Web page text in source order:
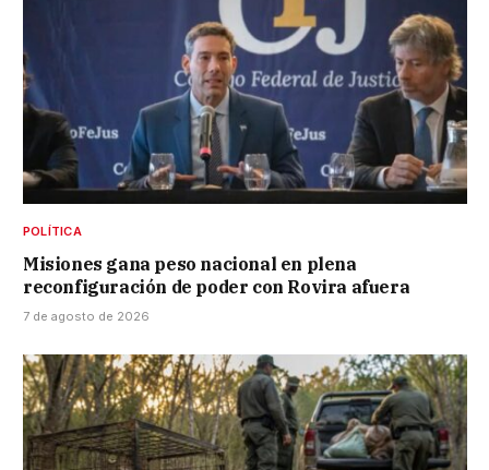
POLÍTICA
Misiones gana peso nacional en plena
reconfiguración de poder con Rovira afuera
7 de agosto de 2026